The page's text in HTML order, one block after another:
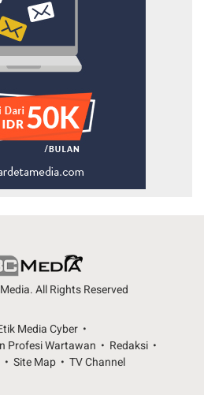
All Rights Reserved
Media Cyber
Profesi Wartawan
Redaksi
Site Map TV Channel